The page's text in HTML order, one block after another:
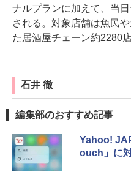
ナルプランに加えて、当
される。対象店舗は魚民
た居酒屋チェーン約2280店
石井 徹
編集部のおすすめ記事
Yahoo!
ouch」に